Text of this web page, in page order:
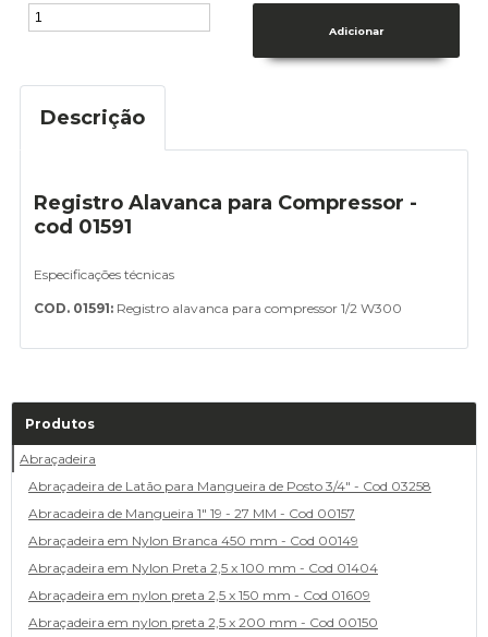
Descrição
Registro Alavanca para Compressor -
cod 01591
Especificações técnicas
COD. 01591: Registro alavanca para compressor 1/2 W300
Produtos
Abraçadeira
Abraçadeira de Latão para Mangueira de Posto 3/4" - Cod 03258
Abracadeira de Mangueira 1" 19 - 27 MM - Cod 00157
Abraçadeira em Nylon Branca 450 mm - Cod 00149
Abraçadeira em Nylon Preta 2,5 x 100 mm - Cod 01404
Abraçadeira em nylon preta 2,5 x 150 mm - Cod 01609
Abraçadeira em nylon preta 2,5 x 200 mm - Cod 00150